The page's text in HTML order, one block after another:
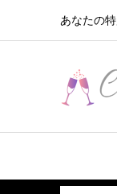
あなたの